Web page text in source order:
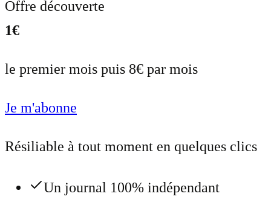
Offre découverte
1€
le premier mois puis 8€ par mois
Je m'abonne
Résiliable à tout moment en quelques clics
Un journal 100% indépendant